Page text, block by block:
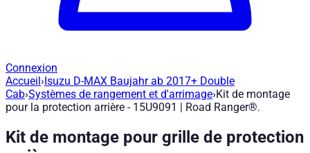
Connexion
Kit de montage pour la protection
Réf. article : Road Ranger® | Fabricant
Accueil›Isuzu D-MAX Baujahr ab 2017+ Double
Cab›Systèmes de rangement et d'arrimage›Kit de montage
pour la protection arrière - 15U9091 | Road Ranger®.
Kit de montage pour grille de protection